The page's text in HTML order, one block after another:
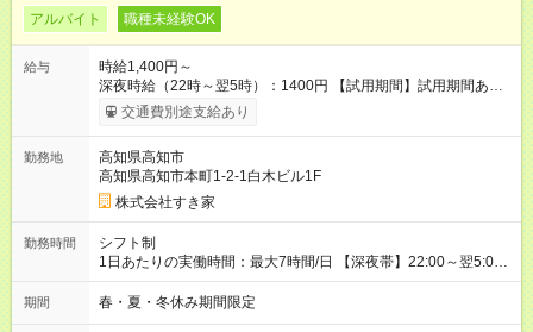
アルバイト 職種未経験OK
給与
時給1,400円～
深夜時給（22時～翌5時）：1400円 【試用期間】試用期間あり
試用期間の長さ：1ヶ月 雇用形態、給与は本採用時と同じです。
試用期間の実態は30日（※条件変更なし）ですが、切り上げで
同時給）
交通費別途支給あり
勤務地
高知県高知市
高知県高知市本町1-2-1白木ビル1F
株式会社すき家
勤務時間
シフト制
1日あたりの実働時間：最大7時間/日 【深夜帯】22:00～翌5:00
週2日～・1日2h～OK◎ ※22:00から翌5:00までは18歳以上の方
のみ勤務可能です（18歳未満の深夜業務禁止のため） ★深夜で
期間 春・夏・冬休み期間限定